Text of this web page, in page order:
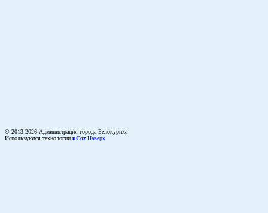
© 2013-2026 Администрация города Белокуриха
Используются технологии uCoz Наверх